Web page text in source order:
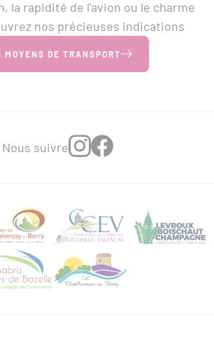
la rapidité de l'avion ou le charme
nos précieuses indications
MOYENS DE TRANSPORT
Nous suivre